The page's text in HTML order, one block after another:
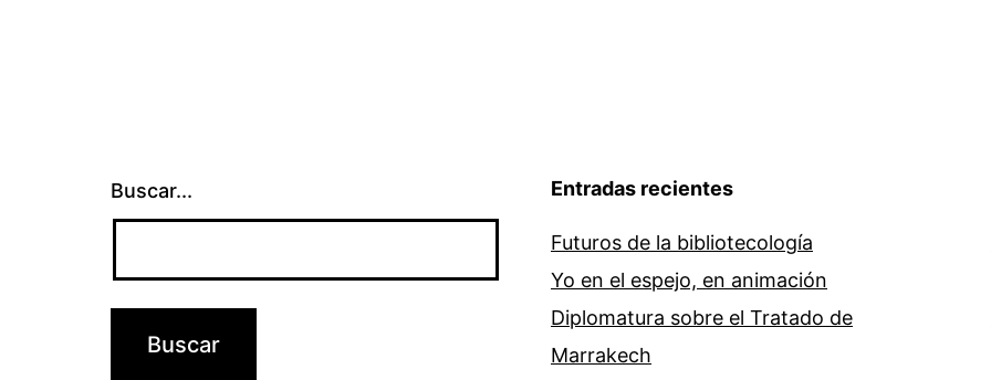
Buscar... Entradas recientes
Futuros de la bibliotecología
Yo en el espejo, en animación
Diplomatura sobre el Tratado de
Marrakech